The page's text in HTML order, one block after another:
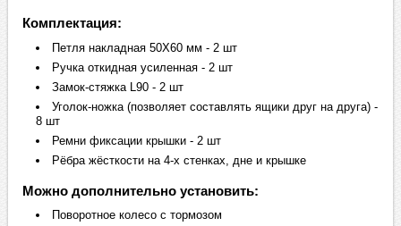
Комплектация:
Петля накладная 50Х60 мм - 2 шт
Ручка откидная усиленная - 2 шт
Замок-стяжка L90 - 2 шт
Уголок-ножка (позволяет составлять ящики друг на друга) -
8 шт
Ремни фиксации крышки - 2 шт
Рёбра жёсткости на 4-х стенках, дне и крышке
Можно дополнительно установить:
Поворотное колесо с тормозом